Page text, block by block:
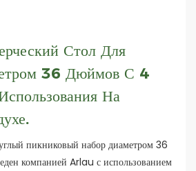
Стол Для
36 Дюймов С 4
На
пикниковый набор диаметром 36
компанией Arlau с использованием